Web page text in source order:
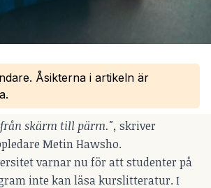
Åsikterna i artikeln är
från skärm till pärm.", skriver
Metin Hawsho.
varnar nu för att studenter på
inte kan läsa kurslitteratur. I